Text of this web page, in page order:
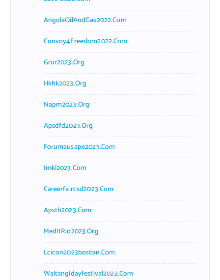
AngolaOilAndGas2022.com
Convoy4Freedom2022.com
Grur2023.org
Hkhk2023.org
Napm2023.org
Apsdfd2023.org
Forumausape2023.com
Imkl2023.com
Careerfaircsd2023.com
Apsth2023.com
MedItRio2023.org
Lcicon2023boston.com
Waitangidayfestival2022.com